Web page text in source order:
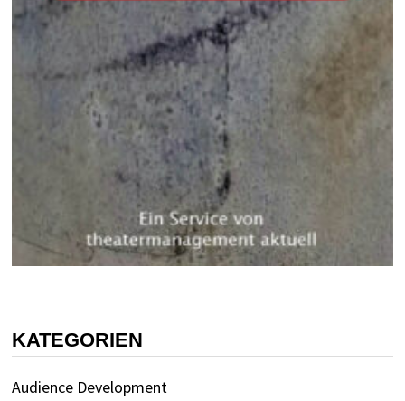
KATEGORIEN
Audience Development